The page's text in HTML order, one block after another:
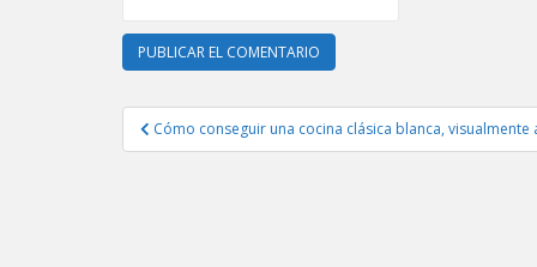
Navegación
de
Cómo conseguir una cocina clásica blanca, visualmente